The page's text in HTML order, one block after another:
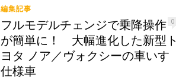
編集記事
0
フルモデルチェンジで乗降操作
が簡単に！ 大幅進化した新型ト
ヨタ ノア／ヴォクシーの車いす
仕様車